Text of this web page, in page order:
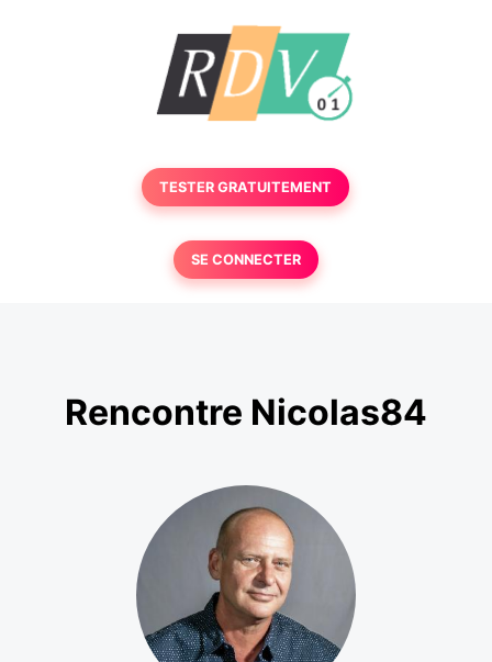
TESTER GRATUITEMENT
SE CONNECTER
Rencontre Nicolas84